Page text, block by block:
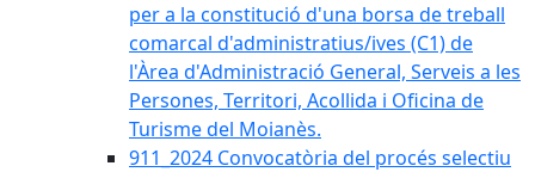
per a la constitució d'una borsa de treball
comarcal d'administratius/ives (C1) de
l'Àrea d'Administració General, Serveis a les
Persones, Territori, Acollida i Oficina de
Turisme del Moianès.
911_2024 Convocatòria del procés selectiu